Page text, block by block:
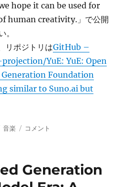
hope it can be used for
human creativity.」で公開
。
リポジトリはGitHub –
YuE: YuE: Open
Foundation
similar to Suno.ai but
タ
音楽
YuE:
Models
コメント
Generation